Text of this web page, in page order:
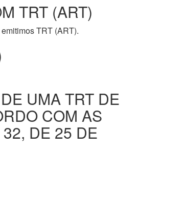
TRT (ART)
TRT (ART).
UMA TRT DE
COM AS
DE 25 DE